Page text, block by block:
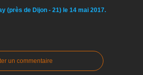
(près de Dijon - 21) le 14 mai 2017.
un commentaire